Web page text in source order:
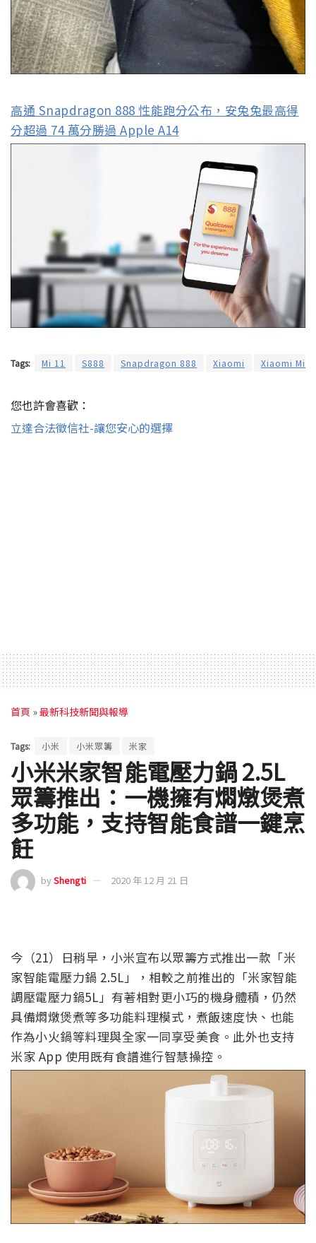
高通 Snapdragon 888 性能跑分公布，安兔兔最高得
分超過 74 萬分勝過 Apple A14
Tags: Mi 11 S888 Snapdragon 888 Xiaomi Xiaomi Mi
您也許會喜歡：
立達合法徵信社-讓您安心的選擇
首頁 »最新科技新聞與報導
Tags: 小米 小米眾籌 米家
小米米家智能電壓力鍋 2.5L
眾籌推出：一機擁有燜燉煲煮
多功能，支持智能食譜一鍵烹
飪
byShengti 2020 年 12 月 21 日
今（21）日稍早，小米宣布以眾籌方式推出一款「米
家智能電壓力鍋 2.5L」，相較之前推出的「米家智能
調壓電壓力鍋5L」有著相對更小巧的機身體積，仍然
具備燜燉煲煮等多功能料理模式，煮飯速度快、也能
作為小火鍋等料理與全家一同享受美食。此外也支持
米家 App 使用既有食譜進行智慧操控。